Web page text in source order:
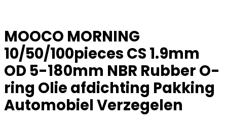
MOOCO MORNING
10/50/100pieces CS 1.9mm
OD 5-180mm NBR Rubber O-
ring Olie afdichting Pakking
Automobiel Verzegelen